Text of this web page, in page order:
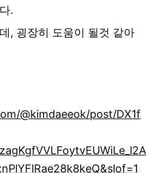
.
, 굉장히 도움이 될것 같아
@kimdaeeok/post/DX1f